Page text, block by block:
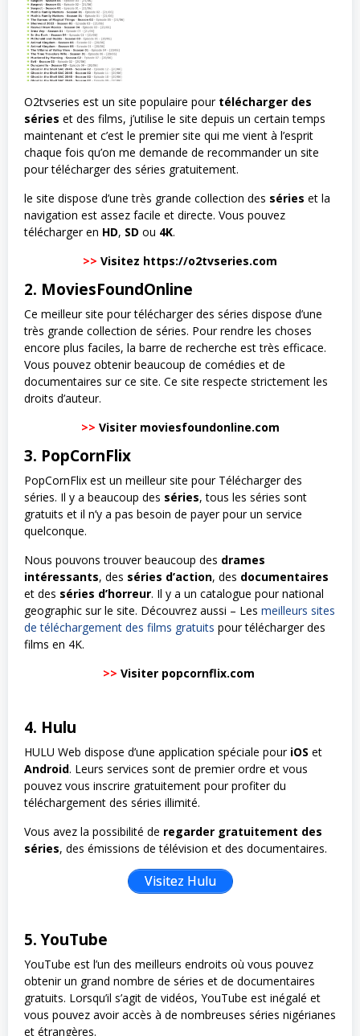
O2tvseries est un site populaire pour télécharger des
séries et des films, j’utilise le site depuis un certain temps
maintenant et c’est le premier site qui me vient à l’esprit
chaque fois qu’on me demande de recommander un site
pour télécharger des séries gratuitement.
le site dispose d’une très grande collection des séries et la
navigation est assez facile et directe. Vous pouvez
télécharger en HD, SD ou 4K.
>> Visitez https://o2tvseries.com
2. MoviesFoundOnline
Ce meilleur site pour télécharger des séries dispose d’une
très grande collection de séries. Pour rendre les choses
encore plus faciles, la barre de recherche est très efficace.
Vous pouvez obtenir beaucoup de comédies et de
documentaires sur ce site. Ce site respecte strictement les
droits d’auteur.
>> Visiter moviesfoundonline.com
3. PopCornFlix
PopCornFlix est un meilleur site pour Télécharger des
séries. Il y a beaucoup des séries, tous les séries sont
gratuits et il n’y a pas besoin de payer pour un service
quelconque.
Nous pouvons trouver beaucoup des drames
intéressants, des séries d’action, des documentaires
et des séries d’horreur. Il y a un catalogue pour national
geographic sur le site. Découvrez aussi – Les meilleurs sites
de téléchargement des films gratuits pour télécharger des
films en 4K.
>> Visiter popcornflix.com
4. Hulu
HULU Web dispose d’une application spéciale pour iOS et
Android. Leurs services sont de premier ordre et vous
pouvez vous inscrire gratuitement pour profiter du
téléchargement des séries illimité.
Vous avez la possibilité de regarder gratuitement des
séries, des émissions de télévision et des documentaires.
Visitez Hulu
5. YouTube
YouTube est l’un des meilleurs endroits où vous pouvez
obtenir un grand nombre de séries et de documentaires
gratuits. Lorsqu’il s’agit de vidéos, YouTube est inégalé et
vous pouvez avoir accès à de nombreuses séries nigérianes
et étrangères.